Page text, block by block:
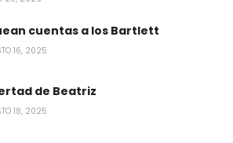
cuentas a los Bartlett
16, 2025
de Beatriz
18, 2025